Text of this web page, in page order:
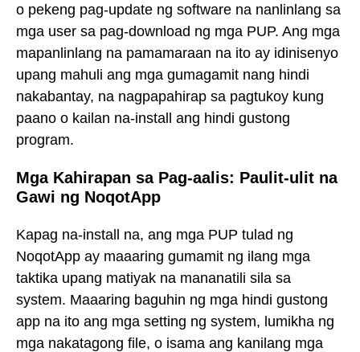
o pekeng pag-update ng software na nanlinlang sa
mga user sa pag-download ng mga PUP. Ang mga
mapanlinlang na pamamaraan na ito ay idinisenyo
upang mahuli ang mga gumagamit nang hindi
nakabantay, na nagpapahirap sa pagtukoy kung
paano o kailan na-install ang hindi gustong
program.
Mga Kahirapan sa Pag-aalis: Paulit-ulit na
Gawi ng NoqotApp
Kapag na-install na, ang mga PUP tulad ng
NoqotApp ay maaaring gumamit ng ilang mga
taktika upang matiyak na mananatili sila sa
system. Maaaring baguhin ng mga hindi gustong
app na ito ang mga setting ng system, lumikha ng
mga nakatagong file, o isama ang kanilang mga